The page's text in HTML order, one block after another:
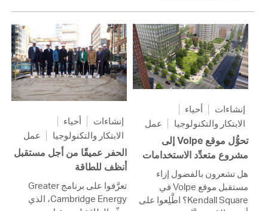
إنشاءات
أحياء
الابتكار والتكنولوجيا
عمل
الحفر عميقًا من أجل مستقبل
أنظف للطاقة
تعرَّفوا على برنامج Greater
Cambridge Energy، الذي
إنشاءات
أحياء
الابتكار والتكنولوجيا
عمل
تحوُّل موقع Volpe إلى
مشروع متعدِّد الاستخدامات
هل تشعرون بالفضول إزاء
مستقبل موقع Volpe في
Kendall Square؟ اطَّلِعوا على